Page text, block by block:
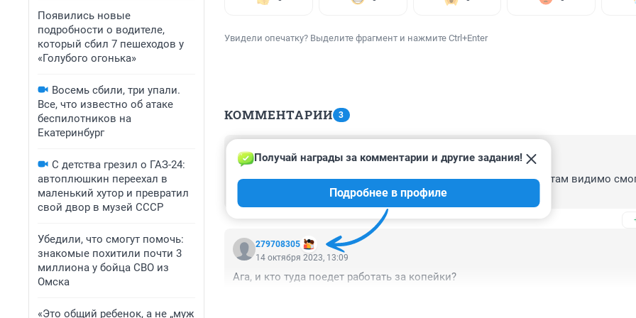
Появились новые
подробности о водителе,
который сбил 7 пешеходов у
«Голубого огонька»
Восемь сбили, три упали.
Все, что известно об атаке
беспилотников на
Екатеринбург
С детства грезил о ГАЗ-24:
автоплюшкин переехал в
маленький хутор и превратил
свой двор в музей СССР
Убедили, что смогут помочь:
знакомые похитили почти 3
миллиона у бойца СВО из
Омска
«Это общий ребенок, а не „муж
Увидели опечатку? Выделите фрагмент и нажмите Ctrl+Enter
КОММЕНТАРИИ 3
15 октября 2023, 05:55
Ну все , теперь от мед персонала отбоя не будет . Они и спать там видимо
чтобы на работу с утра по сугробам не тащиться
279708305
Получай награды за комментарии и другие задания!
Подробнее в профиле
14 октября 2023, 13:09
Ага, и кто туда поедет работать за копейки?